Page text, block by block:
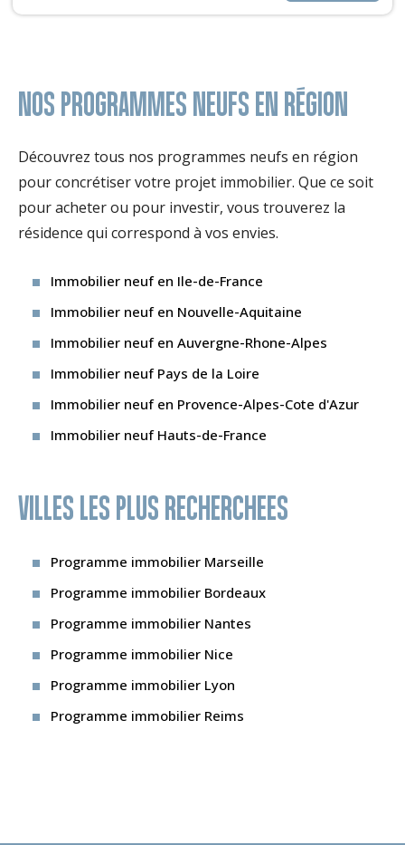
NOS PROGRAMMES NEUFS EN RÉGION
Découvrez tous nos programmes neufs en région
pour concrétiser votre projet immobilier. Que ce soit
pour acheter ou pour investir, vous trouverez la
résidence qui correspond à vos envies.
Immobilier neuf en Ile-de-France
Immobilier neuf en Nouvelle-Aquitaine
Immobilier neuf en Auvergne-Rhone-Alpes
Immobilier neuf Pays de la Loire
Immobilier neuf en Provence-Alpes-Cote d'Azur
Immobilier neuf Hauts-de-France
VILLES LES PLUS RECHERCHEES
Programme immobilier Marseille
Programme immobilier Bordeaux
Programme immobilier Nantes
Programme immobilier Nice
Programme immobilier Lyon
Programme immobilier Reims